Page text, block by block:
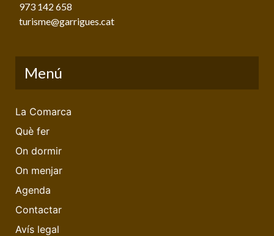
973 142 658
turisme@garrigues.cat
Menú
La Comarca
Què fer
On dormir
On menjar
Agenda
Contactar
Avís legal